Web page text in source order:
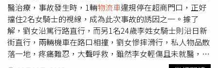
路是必做不可」。 因為安全、能量密度高，現在常聽到電
動車撞到就爆炸起火，是因為電解液，有點像是有機溶劑酒
精，所以有電、有火、有酒精，就很容易起火，固態電池的
起火機率降低，就是因為它沒有這些易燃的揮發氣體。 台
灣業者鎖定不同電池種類發展，但共同目標都是要擴大電池
國產化，打造更完整、穩固的新能源產業鏈，而台塑的野心
醫治療，事故發生時，1輛物流車違規停在超商門口，正好
擋住2名女騎士的視線，成為此次事故的誘因之一。據了
解，劉女沿篤行路直行，而另1名24歲李姓女騎士則沿日新
街直行，兩輛機車在路口相撞，劉女慘摔滑行，私人物品散
落一地，疼痛難忍，大聲呼救，雖然李女輕傷且未就醫，但
事故現場氣氛緊張，警方迅速趕到處理。警方調查發現，物